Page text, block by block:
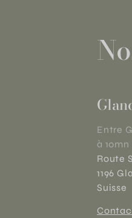
Entre
à
Route
1196
Suisse